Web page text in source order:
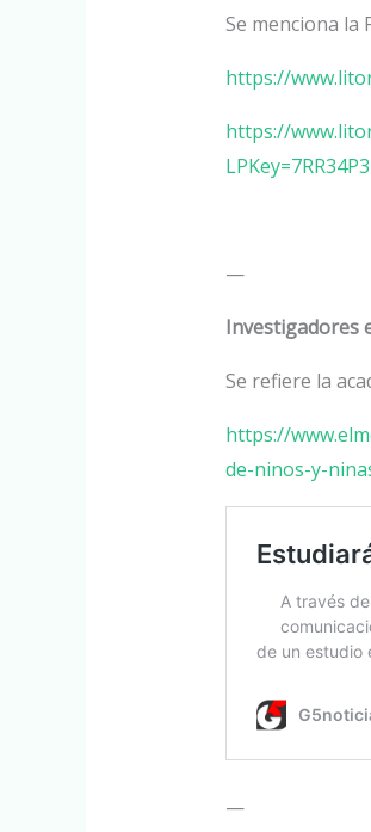
Se menciona la
https://
https://
—
Investigadores
Se refiere la
https://
de-ninos-y-
—